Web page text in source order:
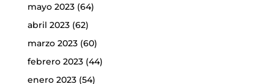
mayo 2023(64)
abril 2023(62)
marzo 2023(60)
febrero 2023(44)
enero 2023(54)